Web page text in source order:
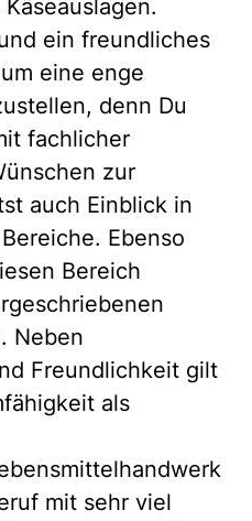
ein freundliches
eine enge
denn Du
fachlicher
zur
auch Einblick in
Ebenso
Bereich
Neben
Freundlichkeit gilt
als
mit sehr viel